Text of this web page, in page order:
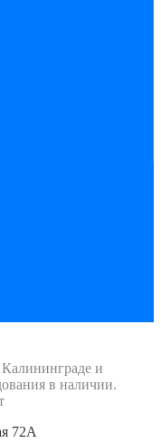
и
в наличии.
72А